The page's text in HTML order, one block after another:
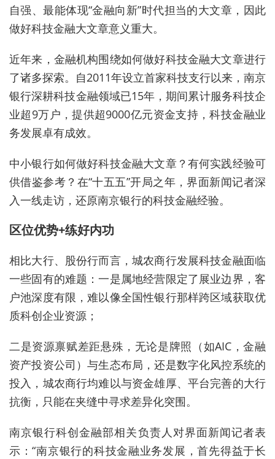
自强、最能体现“金融向新”时代担当的大文章，因此
做好科技金融大文章意义重大。
近年来，金融机构围绕如何做好科技金融大文章进行
了诸多探索。自2011年设立首家科技支行以来，南京
银行深耕科技金融领域已15年，期间累计服务科技企
业超9万户，提供超9000亿元资金支持 ，科技金融业
务发展卓有成效。
中小银行如何做好科技金融大文章？有何实践经验可
供借鉴参考？在“十五五”开局之年，界面新闻记者深
入一线走访，还原南京银行的科技金融经验。
区位优势+练好内功
相比大行、股份行而言，城农商行发展科技金融面临
一些固有的难题：一是属地经营限定了展业边界，客
户池深度有限，难以像全国性银行那样跨区域获取优
质科创企业资源 ；
二是资源禀赋差距悬殊，无论是牌照（如AIC，金融
资产投资公司 ）与生态布局，还是数字化风控系统的
投入，城农商行均难以与资金雄厚、平台完善的大行
抗衡，只能在夹缝中寻求差异化突围。
南京银行科创金融部相关负责人对界面新闻记者表
示：“南京银行的科技金融业务发展，首先得益于长